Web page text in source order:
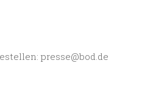
presse@bod.de